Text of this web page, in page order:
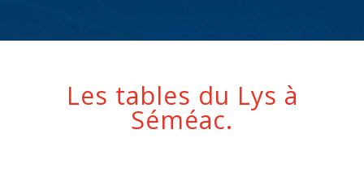
Les tables du Lys à
Séméac.